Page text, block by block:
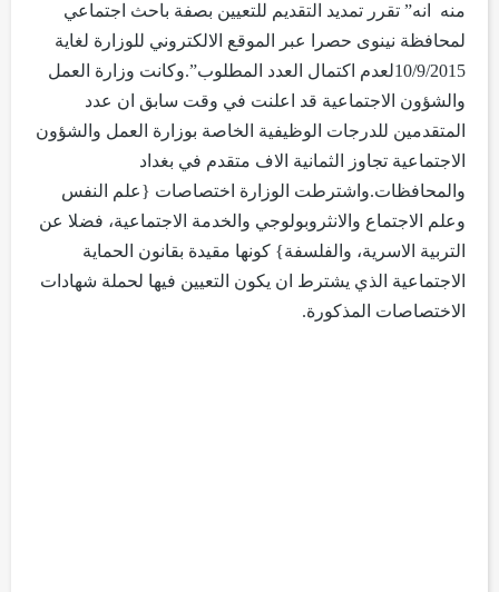
منه انه” تقرر تمديد التقديم للتعيين بصفة باحث اجتماعي
لمحافظة نينوى حصرا عبر الموقع الالكتروني للوزارة لغاية
10/9/2015لعدم اكتمال العدد المطلوب”.وكانت وزارة العمل
والشؤون الاجتماعية قد اعلنت في وقت سابق ان عدد
المتقدمين للدرجات الوظيفية الخاصة بوزارة العمل والشؤون
الاجتماعية تجاوز الثمانية الاف متقدم في بغداد
والمحافظات.واشترطت الوزارة اختصاصات {علم النفس
وعلم الاجتماع والانثروبولوجي والخدمة الاجتماعية، فضلا عن
التربية الاسرية، والفلسفة} كونها مقيدة بقانون الحماية
الاجتماعية الذي يشترط ان يكون التعيين فيها لحملة شهادات
الاختصاصات المذكورة.